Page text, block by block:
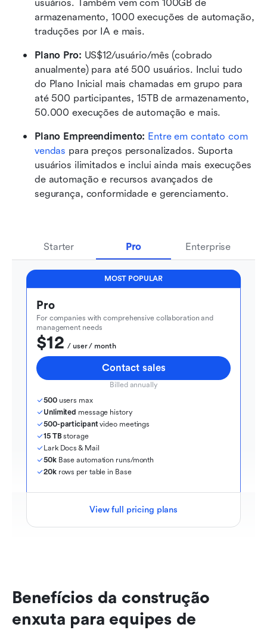
usuários. Também vem com 100GB de
armazenamento, 1000 execuções de automação,
traduções por IA e mais.
Plano Pro: US$12/usuário/mês (cobrado
anualmente) para até 500 usuários. Inclui tudo
do Plano Inicial mais chamadas em grupo para
até 500 participantes, 15TB de armazenamento,
50.000 execuções de automação e mais.
Plano Empreendimento: Entre em contato com
vendas para preços personalizados. Suporta
usuários ilimitados e inclui ainda mais execuções
de automação e recursos avançados de
segurança, conformidade e gerenciamento.
Starter Pro Enterprise
MOST POPULAR
Pro
For companies with comprehensive collaboration and
management needs
$12
  / user / month
Contact sales
Billed annually
500 users max
Unlimited message history
500-participant video meetings
15 TB storage
Lark Docs & Mail
50k Base automation runs/month
20k rows per table in Base
View full pricing plans
Benefícios da construção
enxuta para equipes de